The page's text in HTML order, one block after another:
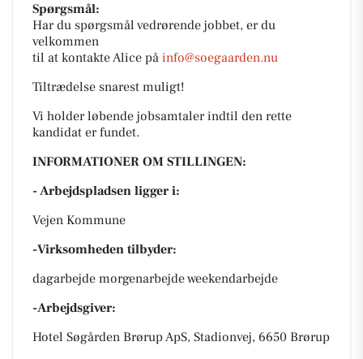
Spørgsmål:
Har du spørgsmål vedrørende jobbet, er du
velkommen
til at kontakte Alice på info@soegaarden.nu
Tiltrædelse snarest muligt!
Vi holder løbende jobsamtaler indtil den rette
kandidat er fundet.
INFORMATIONER OM STILLINGEN:
- Arbejdspladsen ligger i:
Vejen Kommune
-Virksomheden tilbyder:
dagarbejde morgenarbejde weekendarbejde
-Arbejdsgiver:
Hotel Søgården Brørup ApS, Stadionvej, 6650 Brørup